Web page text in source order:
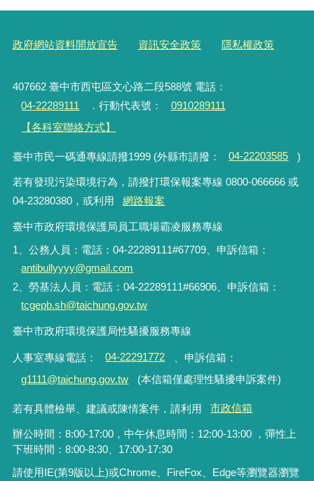
政府網站資料開放宣告 資訊安全政策 隱私權政策
407662 臺中市西屯區文心路二段588號 電話：
04-22289111
．行動代表號：
0910289111
【各科室聯絡方式】
臺中市民一碼通專線請撥1999 (外縣市請撥： 04-22203585 )
若有發現污染環境行為，請撥打環保報案專線 0800-066666 或
04-23280380，或利用
網路報案
臺中市政府環境保護局員工職場霸凌服務專線
1、公務人員：電話：04-22289111#67709、申訴信箱：
antibullyyyy@gmail.com
2、勞基法人員：電話：04-22289111#66906、申訴信箱：
tcgepb.sh@taichung.gov.tw
臺中市政府環境保護局性騷擾服務專線
人事室專線電話： 04-22291772 、申訴信箱 ：
g1111@taichung.gov.tw
(本信箱僅處理性騷擾申訴案件)
若有具體檢舉、建議或陳情案件，請利用 市政信箱
辦公時間：8:00-17:00，中午休息時間：12:00-13:00 ，彈性上
下班時間：8:00-8:30、17:00-17:30
請使用IE(第9版以上)或Chrome、FireFox、Edge等瀏覽器瀏覽